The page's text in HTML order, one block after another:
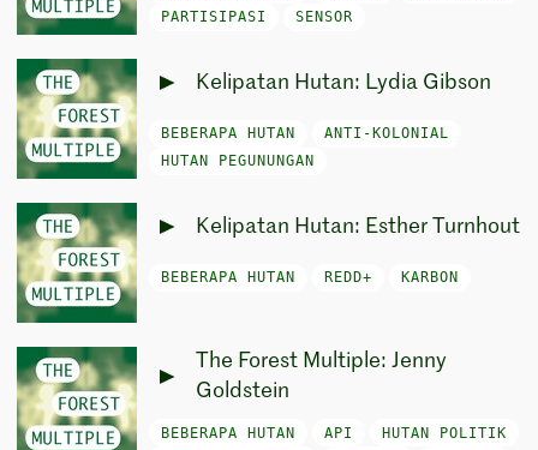
PARTISIPASI
SENSOR
Kelipatan Hutan: Lydia Gibson
BEBERAPA HUTAN
ANTI-KOLONIAL
HUTAN PEGUNUNGAN
Kelipatan Hutan: Esther Turnhout
BEBERAPA HUTAN REDD+ KARBON
The Forest Multiple: Jenny
Goldstein
BEBERAPA HUTAN API
HUTAN POLITIK